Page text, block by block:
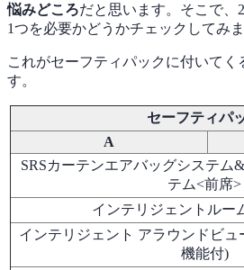
悩みどころだと思います。そこで、
1つを必要かどうかチェックしてみま
これがセーフティパックに付いて
す。
セーフティパ
A
SRSカーテンエアバッグシステム
テム<前席>
インテリジェントル
インテリジェント アラウンドビ
機能付)